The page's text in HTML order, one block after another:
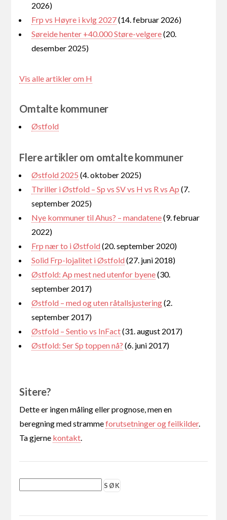
2026)
Frp vs Høyre i kvlg 2027(14. februar 2026)
Søreide henter +40.000 Støre-velgere(20.
desember 2025)
Vis alle artikler om H
Omtalte kommuner
Østfold
Flere artikler om omtalte kommuner
Østfold 2025 (4. oktober 2025)
Thriller i Østfold – Sp vs SV vs H vs R vs Ap (7.
september 2025)
Nye kommuner til Ahus? – mandatene(9. februar
2022)
Frp nær to i Østfold(20. september 2020)
Solid Frp-lojalitet i Østfold(27. juni 2018)
Østfold: Ap mest ned utenfor byene(30.
september 2017)
Østfold – med og uten råtallsjustering(2.
september 2017)
Østfold – Sentio vs InFact(31. august 2017)
Østfold: Ser Sp toppen nå? (6. juni 2017)
Sitere?
Dette er ingen måling eller prognose, men en
beregning med strammeforutsetninger og feilkilder.
Ta gjerne kontakt.